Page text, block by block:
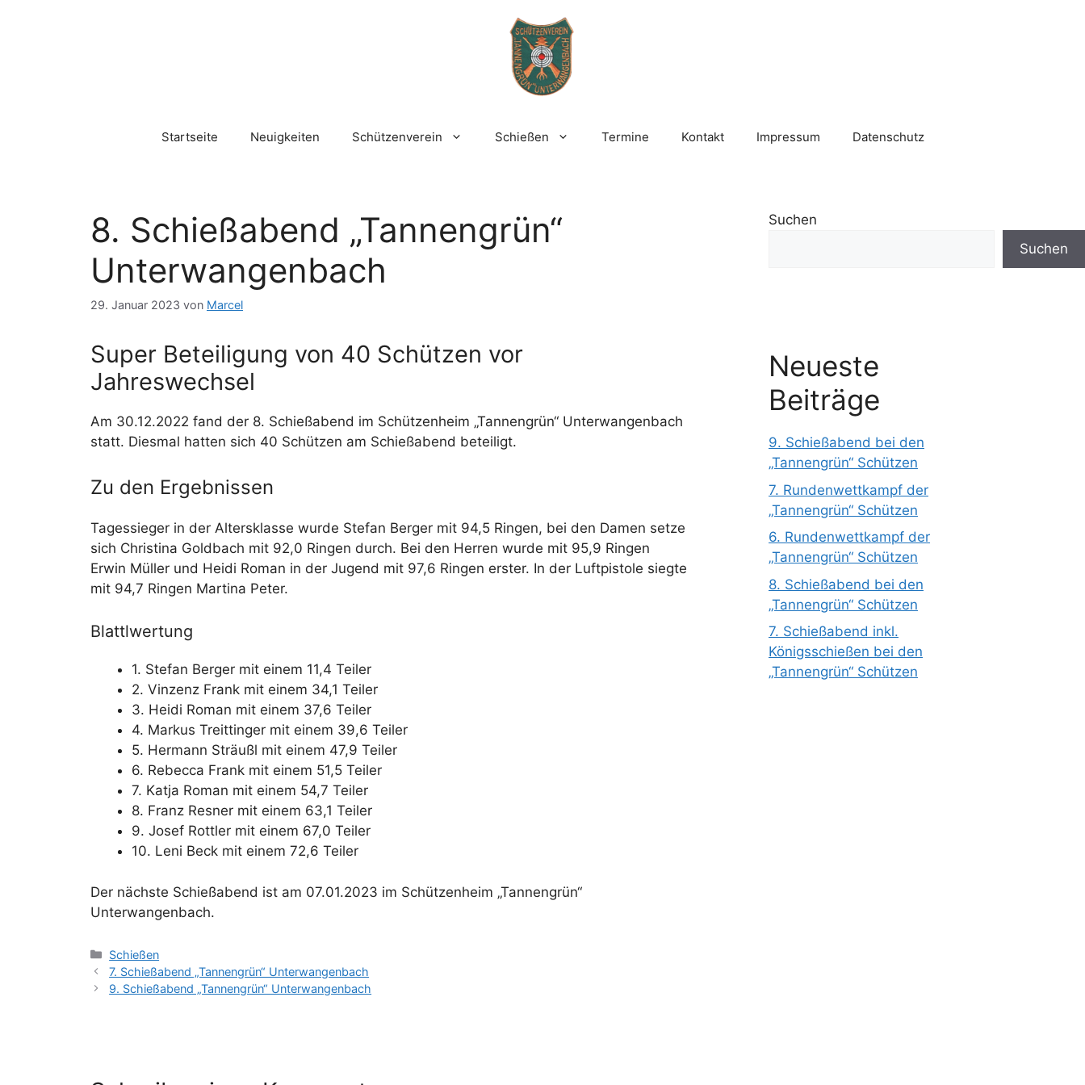
Startseite Neuigkeiten Schützenverein Schießen Termine Kontakt Impressum Datenschutz
8. Schießabend „Tannengrün“
Unterwangenbach
29. Januar 2023 von Marcel
Super Beteiligung von 40 Schützen vor
Jahreswechsel
Am 30.12.2022 fand der 8. Schießabend im Schützenheim „Tannengrün“ Unterwangenbach
statt. Diesmal hatten sich 40 Schützen am Schießabend beteiligt.
Zu den Ergebnissen
Tagessieger in der Altersklasse wurde Stefan Berger mit 94,5 Ringen, bei den Damen setze
sich Christina Goldbach mit 92,0 Ringen durch. Bei den Herren wurde mit 95,9 Ringen
Erwin Müller und Heidi Roman in der Jugend mit 97,6 Ringen erster. In der Luftpistole siegte
mit 94,7 Ringen Martina Peter.
Blattlwertung
1. Stefan Berger mit einem 11,4 Teiler
2. Vinzenz Frank mit einem 34,1 Teiler
3. Heidi Roman mit einem 37,6 Teiler
4. Markus Treittinger mit einem 39,6 Teiler
5. Hermann Sträußl mit einem 47,9 Teiler
6. Rebecca Frank mit einem 51,5 Teiler
7. Katja Roman mit einem 54,7 Teiler
8. Franz Resner mit einem 63,1 Teiler
9. Josef Rottler mit einem 67,0 Teiler
10. Leni Beck mit einem 72,6 Teiler
Der nächste Schießabend ist am 07.01.2023 im Schützenheim „Tannengrün“
Unterwangenbach.
Kategorien
Schießen
7. Schießabend „Tannengrün“ Unterwangenbach
9. Schießabend „Tannengrün“ Unterwangenbach
Suchen
Suchen
Neueste
Beiträge
9. Schießabend bei den
„Tannengrün“ Schützen
7. Rundenwettkampf der
„Tannengrün“ Schützen
6. Rundenwettkampf der
„Tannengrün“ Schützen
8. Schießabend bei den
„Tannengrün“ Schützen
7. Schießabend inkl.
Königsschießen bei den
„Tannengrün“ Schützen